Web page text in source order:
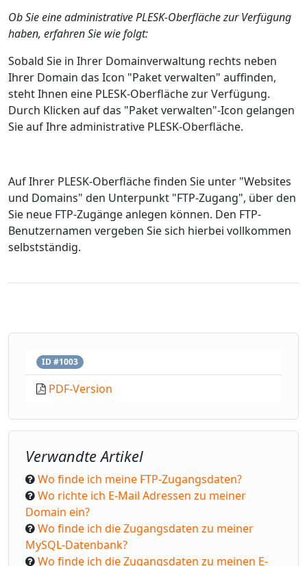
Ob Sie eine administrative PLESK-Oberfläche zur Verfügung
haben, erfahren Sie wie folgt:
Sobald Sie in Ihrer Domainverwaltung rechts neben
Ihrer Domain das Icon "Paket verwalten" auffinden,
steht Ihnen eine PLESK-Oberfläche zur Verfügung.
Durch Klicken auf das "Paket verwalten"-Icon gelangen
Sie auf Ihre administrative PLESK-Oberfläche.
Auf Ihrer PLESK-Oberfläche finden Sie unter "Websites
und Domains" den Unterpunkt "FTP-Zugang", über den
Sie neue FTP-Zugänge anlegen können. Den FTP-
Benutzernamen vergeben Sie sich hierbei vollkommen
selbstständig.
ID #1003
PDF-Version
Verwandte Artikel
Wo finde ich meine FTP-Zugangsdaten?
Wo richte ich E-Mail Adressen zu meiner
Domain ein?
Wo finde ich die Zugangsdaten zu meiner
MySQL-Datenbank?
Wo finde ich die Zugangsdaten zu meinen E-